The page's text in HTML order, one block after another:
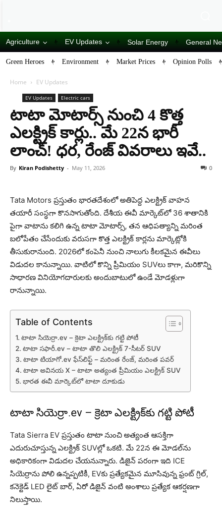
Agriculture EV Updates Solar Energy General
Green Heroes Environment Market Prices Opinion Polls
Home EV Updates
EV Updates Electric cars
టాటా మోటార్స్ నుంచి 4 కొత్త
ఎలక్ట్రిక్ కార్లు.. మే 22న భారీ
లాంచ్! ధర, రేంజ్ వివరాలు ఇవే..
By Kiran Podishetty - May 11, 2026 0
Tata Motors ప్రస్తుతం భారతదేశంలో అతిపెద్ద ఎలక్ట్రిక్ వాహన
తయారీ సంస్థగా కొనసాగుతోంది. దేశీయ ఈవీ మార్కెట్‌లో 36 శాతానికి
పైగా వాటాను కలిగి ఉన్న టాటా మోటార్స్, తన ఆధిపత్యాన్ని మరింత
బలోపేతం చేసేందుకు వరుసగా కొత్త ఎలక్ట్రిక్ కార్లను మార్కెట్లోకి
తీసుకురానుంది. 2026లో కంపెనీ నుంచి నాలుగు కీలకమైన ఈవీలు
విడుదల కానున్నాయి. వాటిలో కొన్ని ప్రీమియం SUVలు కాగా, మరికొన్ని
సాధారణ వినియోగదారులకు అందుబాటులో ఉండే మోడళ్లుగా
రానున్నాయి.
Table of Contents
టాటా సియెర్రా.ev – క్రెటా ఎలక్ట్రిక్‌కు గట్టి పోటీ
టాటా సఫారీ.ev – టాటా తొలి ఎలక్ట్రిక్ 7-సీటర్ SUV
టాటా టియాగో.ev ఫేస్‌లిఫ్ట్ – మరింత రేంజ్, మరింత పవర్
టాటా అవినయ X – టాటా అత్యంత ప్రీమియం ఎలక్ట్రిక్ SUV
భారత ఈవీ మార్కెట్‌లో టాటా దూకుడు
టాటా సియెర్రా.ev – క్రెటా ఎలక్ట్రిక్‌కు గట్టి పోటీ
Tata Sierra EV ప్రస్తుతం టాటా నుంచి అత్యంత ఆసక్తిగా
ఎదురుచూస్తున్న ఎలక్ట్రిక్ SUVల్లో ఒకటి. మే 22న ఈ మోడల్‌ను
అధికారికంగా విడుదల చేయనున్నారు. డిజైన్ పరంగా ఇది ICE
సియెర్రాను పోలి ఉన్నప్పటికీ, EVకు ప్రత్యేకమైన మూసివున్న ఫ్రంట్ గ్రిల్,
కనెక్టెడ్ LED లైట్ బార్, ఏరో డిజైన్ వంటి అంశాలు ప్రత్యేక ఆకర్షణగా
నిలుస్తాయి.